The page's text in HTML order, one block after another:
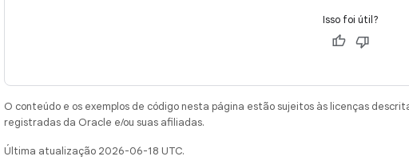
Isso foi útil?
O conteúdo e os exemplos de código nesta página estão sujeitos às licenças
registradas da Oracle e/ou suas afiliadas.
Última atualização 2026-06-18 UTC.